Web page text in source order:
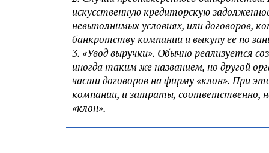
искусственную кредиторскую
невыполнимых условиях, или договоров,
банкротству компании и выкупу ее по
3. «Увод выручки». Обычно реализуется
иногда таким же названием, но другой
части договоров на фирму «клон». При
компании, и затраты, соответственно,
«клон».